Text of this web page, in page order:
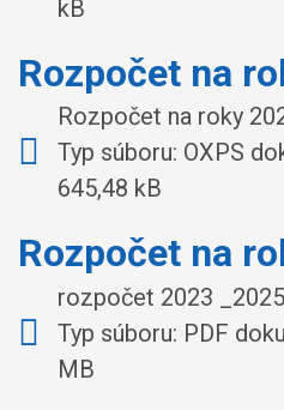
kB
Rozpočet na
Rozpočet na roky
Typ súboru: OXPS
645,48 kB
Rozpočet na
rozpočet 2023
Typ súboru: PDF
MB